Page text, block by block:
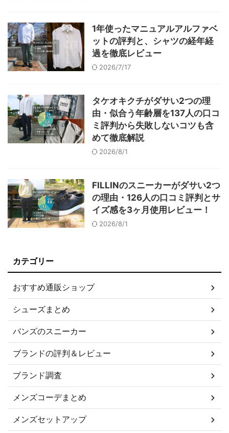
1年使ったマニュアルアルファベ
ットの評判と、シャツの経年経
過を徹底レビュー
2026/7/17
タケオキクチがダサい2つの理
由・似合う年齢層を137人の口コ
ミ評判から失敗しないコツも含
めて徹底解説
2026/8/1
FILLINのスニーカーがダサい2つ
の理由・126人の口コミ評判とサ
イズ感を3ヶ月使用レビュー！
2026/8/1
カテゴリー
おすすめ通販ショップ
シューズまとめ
バンズのスニーカー
ブランドの評判＆レビュー
ブランド調査
メンズコーデまとめ
メンズセットアップ